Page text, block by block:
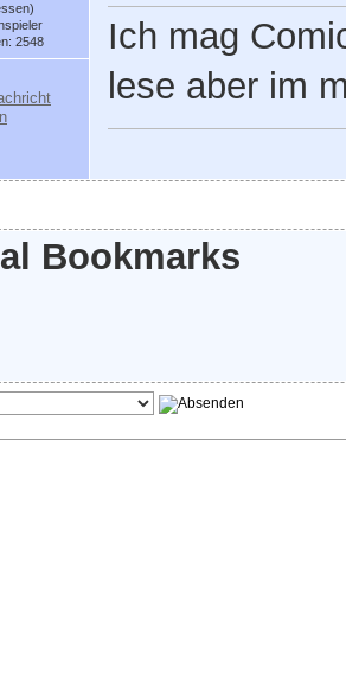
2548
Ich mag
lese aber im
Bookmarks